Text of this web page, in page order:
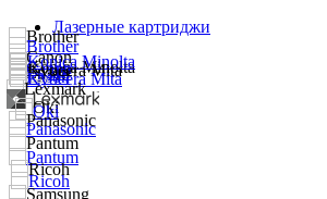
Лазерные картриджи